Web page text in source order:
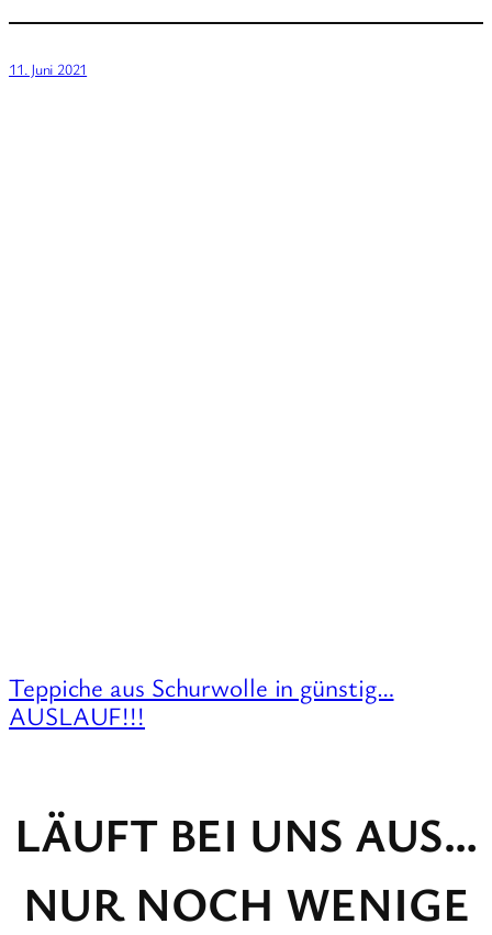
11. Juni 2021
Teppiche aus Schurwolle in günstig…
AUSLAUF!!!
LÄUFT BEI UNS AUS…
NUR NOCH WENIGE